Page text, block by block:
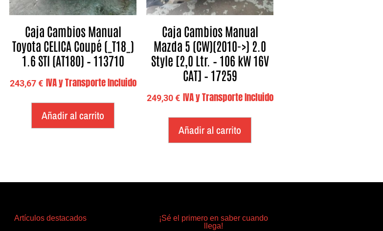
Caja Cambios Manual
Toyota CELICA Coupé (_T18_)
1.6 STI (AT180) – 113710
243,67€ IVA y Transporte Incluido
Añadir al carrito
Caja Cambios Manual
Mazda 5 (CW)(2010->) 2.0
Style [2,0 Ltr. – 106 kW 16V
CAT] – 17259
249,30€ IVA y Transporte Incluido
Añadir al carrito
Artículos destacados
¡Sé el primero en saber cuando
llega!